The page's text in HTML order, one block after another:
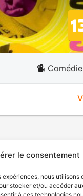
le consentement
expériences, nous utilisons
stocker et/ou accéder